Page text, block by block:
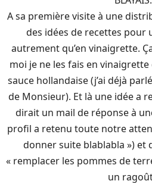
A sa première visite à une
des idées de recettes pour
autrement qu’en vinaigrette.
moi je ne les fais en
sauce hollandaise (j’ai déjà
de Monsieur). Et là une idée a
dirait un mail de réponse à
profil a retenu toute notre
donner suite blablabla ») et
« remplacer les pommes de
un